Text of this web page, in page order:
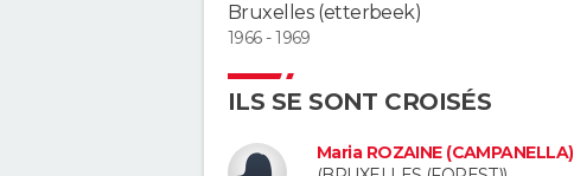
Bruxelles (etterbeek)
1966 - 1969
ILS SE SONT CROISÉS
Maria ROZAINE (CAMPANELLA)